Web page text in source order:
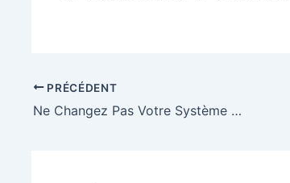
PRÉCÉDENT
Ne Changez Pas Votre Système de Chauffage Sans Cette Étape Essentielle